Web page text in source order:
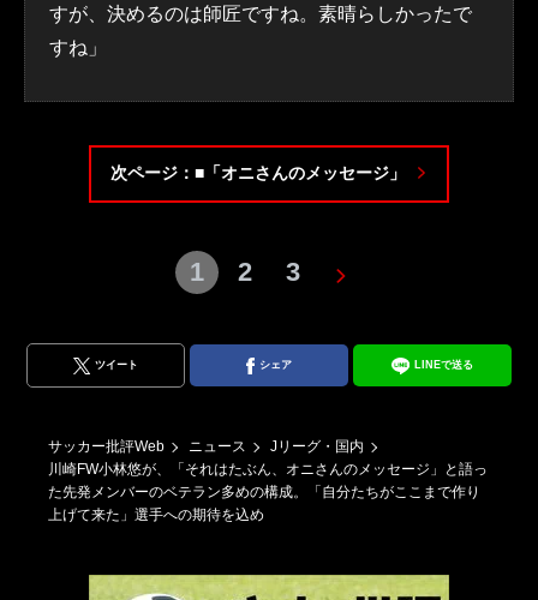
すが、決めるのは師匠ですね。素晴らしかったで
すね」
次ページ：■「オニさんのメッセージ」
1 2 3
ツイート シェア LINEで送る
サッカー批評Web ニュース
Jリーグ・国内
川崎FW小林悠が、「それはたぶん、オニさんのメッセージ」と語っ
た先発メンバーのベテラン多めの構成。「自分たちがここまで作り
上げて来た」選手への期待を込め